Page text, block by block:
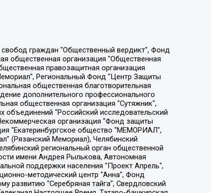
Марат Александрович, Никульшина Вероника Юрьевна, Толоконникова Надежда Андреевна, Шендерович Виктор Анатольевич, Общество с ограниченной ответственностью "Данное сообщение", Общество с ограниченной ответственностью Издательский дом "Новая глава", Айнбиндер Александра Александровна, Московский комьюнити-центр для ЛГБТ+инициатив, Благотворительный фонд развития филантропии, Deutsche Welle (Германия, Kurt-Schumacher-Strasse 3, 53113 Bonn), Борзунова Мария Михайловна, Воробьев Виктор Викторович, Голубева Анна Львовна, Константинова Алла Михайловна, Малкова Ирина Владимировна, Мурадов Мурад Абдулгалимович, Осетинская Елизавета Николаевна, Понасенков Евгений Николаевич, Ганапольский Матвей Юрьевич, Киселев Евгений Алексеевич, Борухович Ирина Григорьевна, Дремин Иван Тимофеевич, Дубровский Дмитрий Викторович, Красноярская региональная общественная организация поддержки и развития альтернативных образовательных технологий и межкультурных коммуникаций "ИНТЕРРА", Маяковская Екатерина Алексеевна, Фейгин Марк Захарович, Филимонов Андрей Викторович, Дзугкоева Регина Николаевна, Доброхотов Роман Александрович, Дудь Юрий Александрович, Елкин Сергей Владимирович, Кругликов Кирилл Игоревич, Сабунаева Мария Леонидовна, Семенов Алексей Владимирович, Шаинян Карен Багратович, Шульман Екатерина Михайловна, Асафьев Артур Валерьевич, Вахштайн Виктор Семенович, Венедиктов Алексей Алексеевич, Лушникова Екатерина Евгеньевна, Волков Леонид Михайлович, Невзоров Александр Глебович, Пархоменко Сергей Борисович, Сироткин Ярослав Николаевич, Кара-Мурза Владимир Владимирович, Баранова Наталья Владимировна, Гозман Леонид Яковлевич, Кагарлицкий Борис Юльевич, Климарев Михаил Валерьевич, Милов Владимир Станиславович, Автономная некоммерческая организация Краснодарский центр современного искусства "Типография", Моргенштерн Алишер Тагирович, Соболь Любовь Эдуардовна, Общество с ограниченной ответственностью "ЛИЗА НОРМ", Каспаров Гарри Кимович, Ходорковский Михаил Борисович, Общество с ограниченной ответственностью "Апрельские тезисы", Данилович Ирина Брониславовна, Кашин Олег Владимирович, Петров Николай Владимирович, Пивоваров Алексей Владимирович, Соколов Михаил Владимирович, Цветкова Юлия Владимировна, Чичваркин Евгений Александрович, Комитет против пыток/Команда против пыток, Общество с ограниченной ответственностью "Первый научный", Общество с ограниченной ответственностью "Вертолет и ко", Белоцерковская Вероника Борисовна, Кац Максим Евгеньевич, Лазарева Татьяна Юрьевна, Шаведдинов Руслан Табризович, Яшин Илья Валерьевич, Общество с ограниченной ответственностью "Иноагент ААВ", Алешковский Дмитрий Петрович, Альбац Евгения Марковна, Быков Дмитрий Львович, Галямина Юлия Евгеньевна, Лойко Сергей Леонидович, Мартынов Кирилл Константинович, Медведев Сергей Александрович, Крашенинников Федор Геннадиевич, Гордеева Катерина Вл